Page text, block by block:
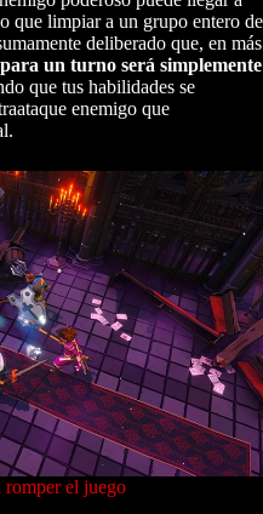
que limpiar a un grupo entero de
deliberado que, en más
un turno será simplemente
que tus habilidades se
enemigo que
romper el juego